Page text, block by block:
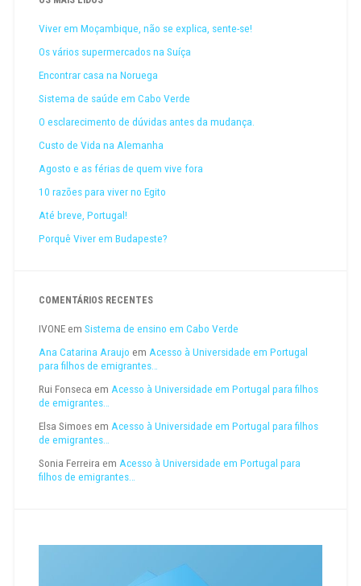
Viver em Moçambique, não se explica, sente-se!
Os vários supermercados na Suíça
Encontrar casa na Noruega
Sistema de saúde em Cabo Verde
O esclarecimento de dúvidas antes da mudança.
Custo de Vida na Alemanha
Agosto e as férias de quem vive fora
10 razões para viver no Egito
Até breve, Portugal!
Porquê Viver em Budapeste?
COMENTÁRIOS RECENTES
IVONEem Sistema de ensino em Cabo Verde
Ana Catarina Araujo em Acesso à Universidade em Portugal
para filhos de emigrantes…
Rui Fonseca em Acesso à Universidade em Portugal para filhos
de emigrantes…
Elsa Simoesem Acesso à Universidade em Portugal para filhos
de emigrantes…
Sonia Ferreira em Acesso à Universidade em Portugal para
filhos de emigrantes…